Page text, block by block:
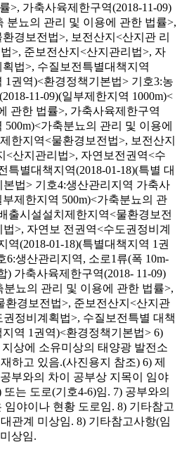
>, 가축사육제한구역(2018-11-09)
분뇨의 관리 및 이용에 관한 법률>,
경보전법>, 보전산지<산지관 리
>, 준보전산지<산지관리법>, 자
법>, 수질보전특별대책지역
1권역)<환경정책기본법> 기호3:농
11-09)(일부제한지역 1000m)<
관한 법률>, 가축사육제한구역
500m)<가축분뇨의 관리 및 이용에
한지역<물환경보전법>, 보전산지
<산지관리법>, 자연보전권역<수
특별대책지역(2018-01-18)(특별 대
법> 기호4:생산관리지역 가축사
제한지역 500m)<가축분뇨의 관
출시설설치제한지역<물환경보전
>, 자연보 전권역<수도권정비계
역(2018-01-18)(특별대책지역 1권
6:생산관리지역, 소로1류(폭 10m-
) 가축사육제한구역(2018- 11-09)
분뇨의 관리 및 이용에 관한 법률>,
환경보전법>, 준보전산지<산지관
정비계획법>, 수질보전특별 대책
지역 1권역)<환경정책기본법> 6)
상에 소유미상의 태양광 발전소
하고 있음.(사진용지 참조) 6) 제
부와의 차이 공부상 지목이 임야
는 도로(기호4-6)임. 7) 공부와의
야이나 현황 도로임. 8) 기타참고
관계 미상임. 8) 기타참고사항(임
상임.